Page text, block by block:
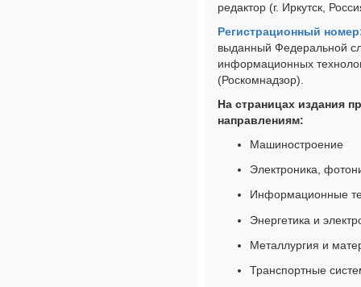
редактор (г. Иркутск,
Регистрационный
выданный Федеральной
информационных
(Роскомнадзор).
На страницах издания
направлениям:
Машиностроение
Электроника,
Информационные
Энергетика и
Металлургия и
Транспортные